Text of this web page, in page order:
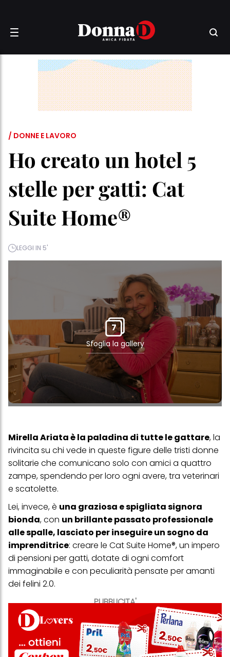
/ DONNE E LAVORO
Ho creato un hotel 5
stelle per gatti: Cat
Suite Home®
LEGGI IN 5'
7
Sfoglia la gallery
PUBBLICITA'
Mirella Ariata è la paladina di tutte le gattare, la
rivincita su chi vede in queste figure delle tristi donne
solitarie che comunicano solo con amici a quattro
zampe, spendendo per loro ogni avere, tra veterinari
e scatolette.
Lei, invece, è una graziosa e spigliata signora
bionda, con un brillante passato professionale
alle spalle, lasciato per inseguire un sogno da
imprenditrice: creare le Cat Suite Home®, un impero
di pensioni per gatti, dotate di ogni comfort
immaginabile e con peculiarità pensate per amanti
dei felini 2.0.